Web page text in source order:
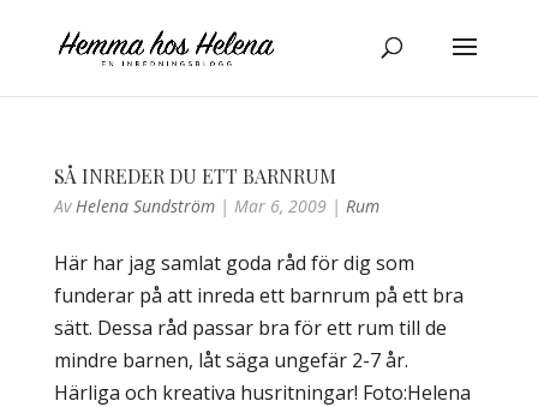
SÅ INREDER DU ETT BARNRUM
AvHelena Sundström| Mar 6, 2009| Rum
Här har jag samlat goda råd för dig som
funderar på att inreda ett barnrum på ett bra
sätt. Dessa råd passar bra för ett rum till de
mindre barnen, låt säga ungefär 2-7 år.
Härliga och kreativa husritningar! Foto:Helena